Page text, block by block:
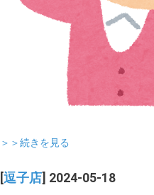
＞＞続きを見る
逗子店 ] 2024-05-18